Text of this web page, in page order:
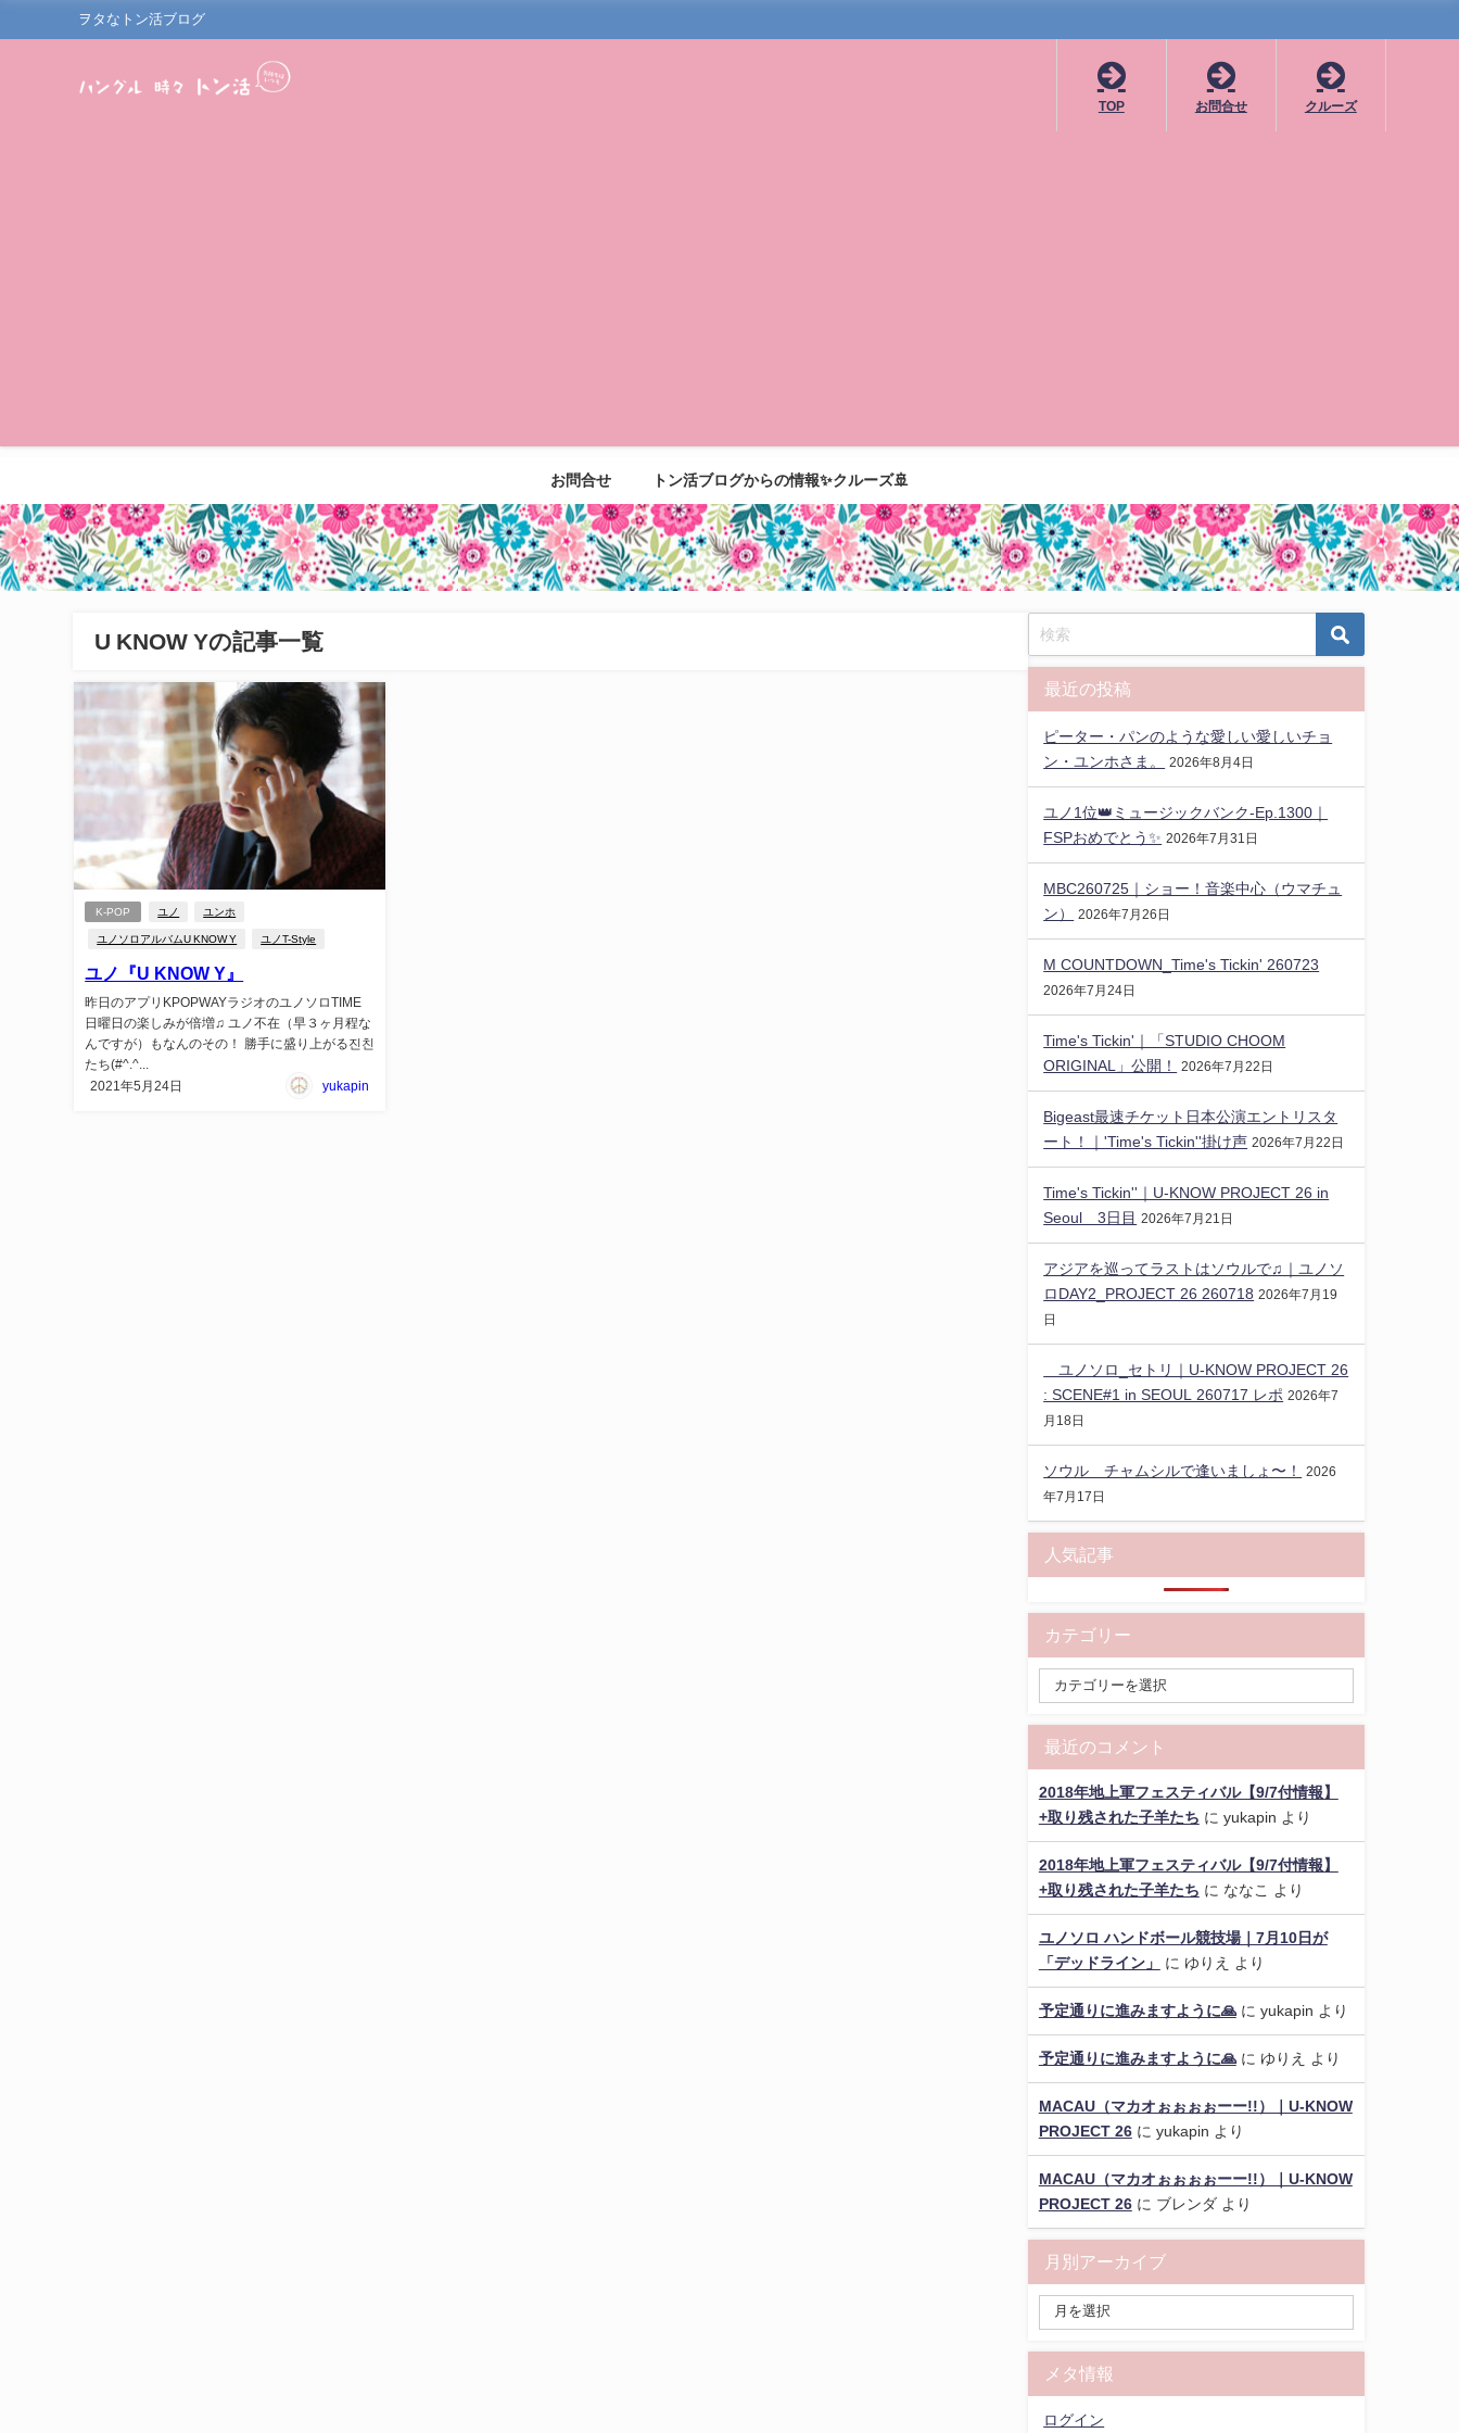
ヲタなトン活ブログ
TOP お問合せ クルーズ
お問合せ トン活ブログからの情報✨クルーズ🚢
U KNOW Yの記事一覧
K-POP ユノ ユンホ
ユノソロアルバムU KNOW Y ユノT-Style
ユノ『U KNOW Y』
昨日のアプリKPOPWAYラジオのユノソロTIME
日曜日の楽しみが倍増♫ ユノ不在（早３ヶ月程な
んですが）もなんのその！ 勝手に盛り上がる진친
たち(#^.^...
2021年5月24日
yukapin
最近の投稿
ピーター・パンのような愛しい愛しいチョ
ン・ユンホさま。
2026年8月4日
ユノ1位👑ミュージックバンク-Ep.1300｜
FSPおめでとう✨️ 2026年7月31日
MBC260725｜ショー！音楽中心（ウマチュ
ン）
2026年7月26日
M COUNTDOWN_Time's Tickin' 260723
2026年7月24日
Time's Tickin'｜「STUDIO CHOOM
ORIGINAL」公開！
2026年7月22日
Bigeast最速チケット日本公演エントリスタ
ート！｜'Time's Tickin''掛け声 2026年7月22日
Time's Tickin''｜U-KNOW PROJECT 26 in
Seoul 3日目 2026年7月21日
アジアを巡ってラストはソウルで♫｜ユノソ
ロDAY2_PROJECT 26 260718 2026年7月19
日
ユノソロ_セトリ｜U-KNOW PROJECT 26
: SCENE#1 in SEOUL 260717 レポ 2026年7
月18日
ソウル チャムシルで逢いましょ〜！
2026
年7月17日
人気記事
カテゴリー
最近のコメント
2018年地上軍フェスティバル【9/7付情報】
+取り残された子羊たち に yukapin より
2018年地上軍フェスティバル【9/7付情報】
+取り残された子羊たち に ななこ より
ユノソロ ハンドボール競技場｜7月10日が
「デッドライン」
に ゆりえ より
予定通りに進みますように🙏に yukapin より
予定通りに進みますように🙏に ゆりえ より
MACAU（マカオぉぉぉぉーー!!）｜U-KNOW
PROJECT 26に yukapin より
MACAU（マカオぉぉぉぉーー!!）｜U-KNOW
PROJECT 26に ブレンダより
月別アーカイブ
メタ情報
ログイン